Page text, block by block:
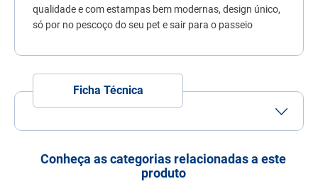
qualidade e com estampas bem modernas, design único,
só por no pescoço do seu pet e sair para o passeio
Ficha Técnica
Cachorros
Conheça as categorias relacionadas a este
produto
8º
sachê gato
9º
ração úmida
10º ração premier